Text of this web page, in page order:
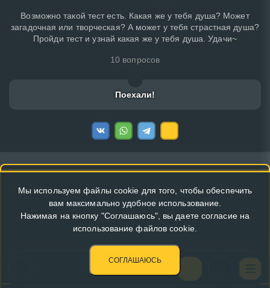
Возможно такой тест есть. Какая же у тебя душа? Может
загадочная или творческая? А может у тебя страстная душа?
Пройди тест и узнай какая же у тебя душа. Удачи~
10 вопросов
Поехали!
Мы используем файлы cookie для того, чтобы обеспечить
вам максимально удобное использование.
Нажимая на кнопку "Соглашаюсь", вы даете согласие на
использование файлов cookie.
СОГЛАШАЮСЬ